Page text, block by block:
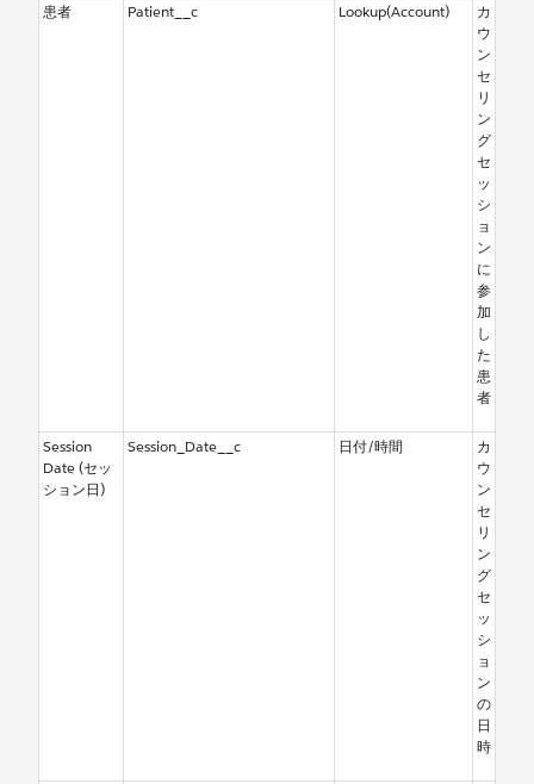
患者 Patient__c Lookup(Account)
カ
ウ
ン
セ
リ
ン
グ
セ
ッ
シ
ョ
ン
に
参
加
し
た
患
者
Session
Date (セッ
ション日)
Session_Date__c 日付/時間
カ
ウ
ン
セ
リ
ン
グ
セ
ッ
シ
ョ
ン
の
日
時